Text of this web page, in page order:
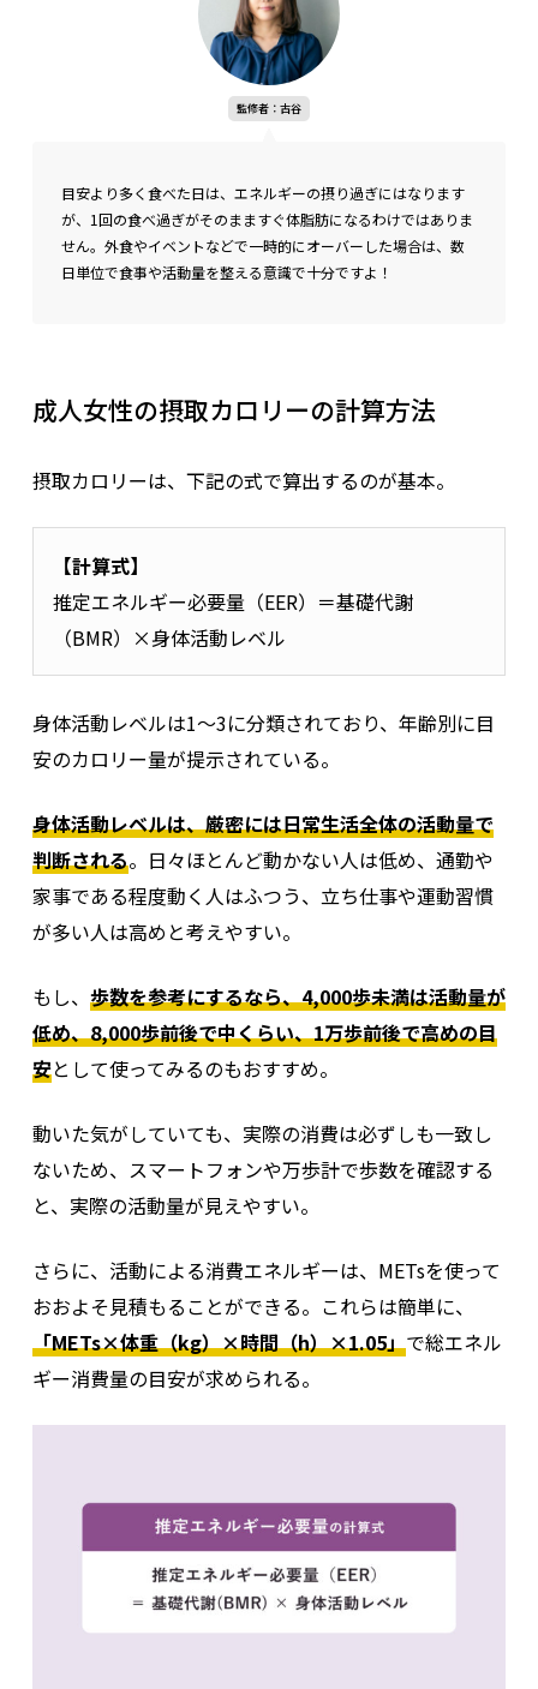
監修者：古谷
目安より多く食べた日は、エネルギーの摂り過ぎにはなります
が、1回の食べ過ぎがそのまますぐ体脂肪になるわけではありま
せん。外食やイベントなどで一時的にオーバーした場合は、数
日単位で食事や活動量を整える意識で十分ですよ！
成人女性の摂取カロリーの計算方法
摂取カロリーは、下記の式で算出するのが基本。
【計算式】
推定エネルギー必要量（EER）＝基礎代謝
（BMR）×身体活動レベル
身体活動レベルは1〜3に分類されており、年齢別に目
安のカロリー量が提示されている。
身体活動レベルは、厳密には日常生活全体の活動量で
判断される。日々ほとんど動かない人は低め、通勤や
家事である程度動く人はふつう、立ち仕事や運動習慣
が多い人は高めと考えやすい。
もし、 歩数を参考にするなら、4,000歩未満は活動量が
低め、8,000歩前後で中くらい、1万歩前後で高めの目
安として使ってみるのもおすすめ。
動いた気がしていても、実際の消費は必ずしも一致し
ないため、スマートフォンや万歩計で歩数を確認する
と、実際の活動量が見えやすい。
さらに、活動による消費エネルギーは、METsを使って
おおよそ見積もることができる。これらは簡単に、
「METs×体重（kg）×時間（h）×1.05」で総エネル
ギー消費量の目安が求められる。